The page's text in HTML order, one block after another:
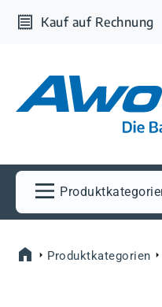
Hauptinhalt springen
Zur Suche springen
Zur Hauptnavigation
Kauf auf Rechnung
Produktkategorien